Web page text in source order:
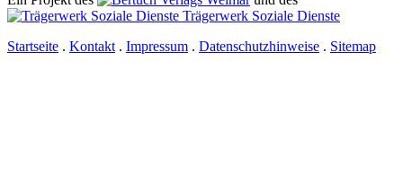
Trägerwerk Soziale Dienste
Startseite . Kontakt . Impressum . Datenschutzhinweise . Sitemap